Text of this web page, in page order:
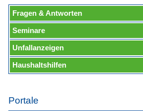
Fragen & Antworten
Seminare
Unfallanzeigen
Haushaltshilfen
Portale